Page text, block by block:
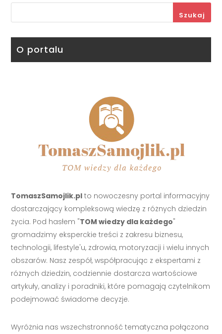
Szukaj
O portalu
TomaszSamojlik.pl to nowoczesny portal informacyjny
dostarczający kompleksową wiedzę z różnych dziedzin
życia. Pod hasłem "TOM wiedzy dla każdego"
gromadzimy eksperckie treści z zakresu biznesu,
technologii, lifestyle'u, zdrowia, motoryzacji i wielu innych
obszarów. Nasz zespół, współpracując z ekspertami z
różnych dziedzin, codziennie dostarcza wartościowe
artykuły, analizy i poradniki, które pomagają czytelnikom
podejmować świadome decyzje.
Wyróżnia nas wszechstronność tematyczna połączona